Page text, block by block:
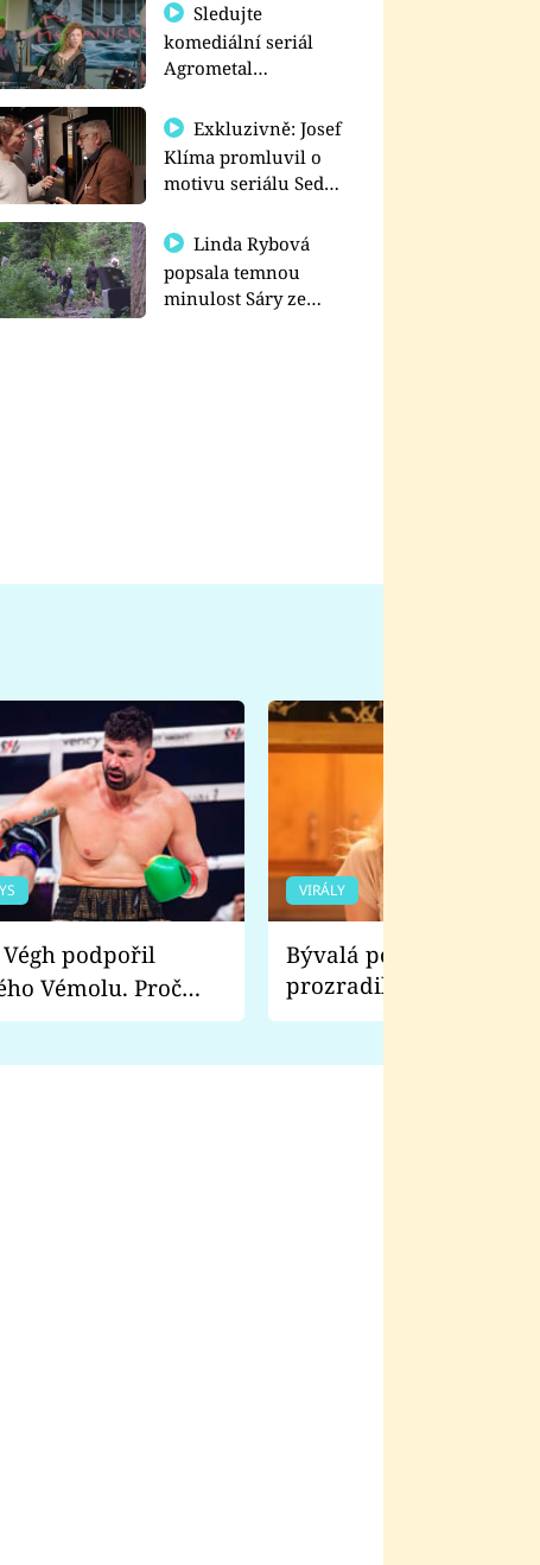
Sledujte
komediální seriál
Agrometal
prima+
Exkluzivně: Josef
Klíma promluvil o
motivu seriálu Sedm
Linda Rybová
popsala temnou
minulost Sáry ze
Vémolu. Proč
zápasit s ním než
VIRÁLY
Bývalá pornoherečka
prozradila, co ji
natáčení Euforie.